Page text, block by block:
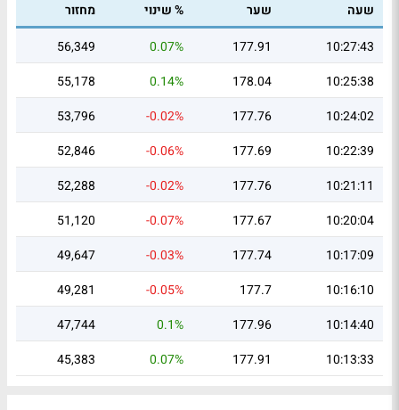
שעה שער % שינוי
מחזור
10:27:43
177.91
0.07%
56,349
10:25:38
178.04
0.14%
55,178
10:24:02
177.76
-0.02%
53,796
10:22:39
177.69
-0.06%
52,846
10:21:11
177.76
-0.02%
52,288
10:20:04
177.67
-0.07%
51,120
10:17:09
177.74
-0.03%
49,647
10:16:10
177.7
-0.05%
49,281
10:14:40
177.96
0.1%
47,744
10:13:33
177.91
0.07%
45,383